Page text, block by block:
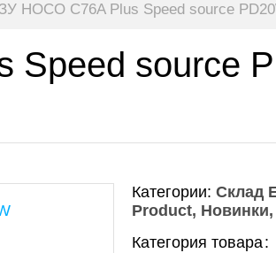
HOCO C76A Plus Speed source
Speed source
Категории: Склад
Product Новинки
Категория товара